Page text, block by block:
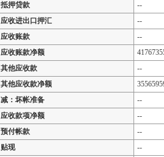
抵押贷款
--
应收进出口押汇
--
应收账款
--
应收账款净额
其他应收款
--
其他应收款净额
减：坏帐准备
--
应收款项净额
--
预付帐款
--
贴现
--